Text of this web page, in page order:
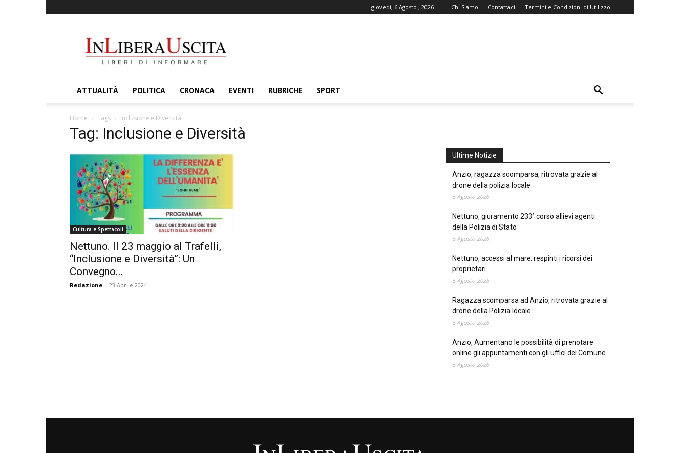
giovedì, 6 Agosto , 2026 Chi Siamo Contattaci Termini e Condizioni di Utilizzo
ATTUALITÀ POLITICA CRONACA EVENTI RUBRICHE SPORT
Home Tags Inclusione e Diversità
Tag: Inclusione e Diversità
Cultura e Spettacoli
Nettuno. Il 23 maggio al Trafelli,
“Inclusione e Diversità”: Un
Convegno...
Redazione - 23 Aprile 2024
Ultime Notizie
Anzio, ragazza scomparsa, ritrovata grazie al
drone della polizia locale
6 Agosto 2026
Nettuno, giuramento 233° corso allievi agenti
della Polizia di Stato
6 Agosto 2026
Nettuno, accessi al mare: respinti i ricorsi dei
proprietari
6 Agosto 2026
Ragazza scomparsa ad Anzio, ritrovata grazie al
drone della Polizia locale
6 Agosto 2026
Anzio, Aumentano le possibilità di prenotare
online gli appuntamenti con gli uffici del Comune
6 Agosto 2026